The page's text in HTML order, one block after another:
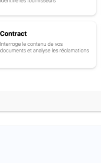
du prix
dispose d’un
le plus souvent, avec